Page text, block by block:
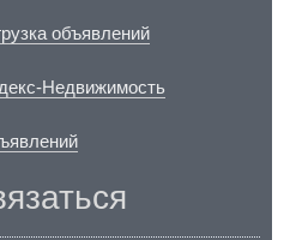
объявлений
Недвижимость